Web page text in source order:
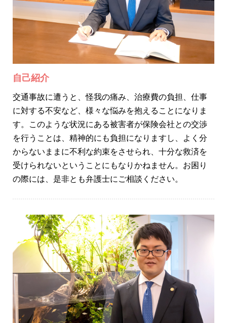
自己紹介
交通事故に遭うと、怪我の痛み、治療費の負担、仕事
に対する不安など、様々な悩みを抱えることになりま
す。このような状況にある被害者が保険会社との交渉
を行うことは、精神的にも負担になりますし、よく分
からないままに不利な約束をさせられ、十分な救済を
受けられないということにもなりかねません。お困り
の際には、是非とも弁護士にご相談ください。